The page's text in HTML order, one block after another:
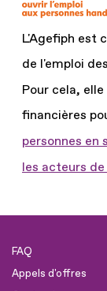
L'Agefiph est
de l'emploi des
Pour cela,
financières
personnes en
les acteurs
FAQ
Appels d'offres